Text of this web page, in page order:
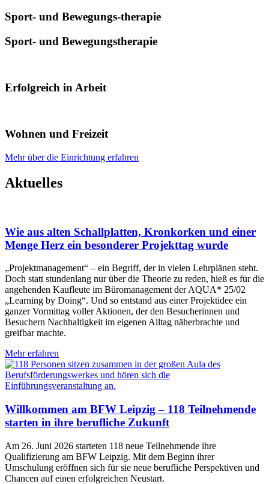
Sport- und Bewegungs-therapie
Sport- und Bewegungstherapie
Erfolgreich in Arbeit
Wohnen und Freizeit
Mehr über die Einrichtung erfahren
Aktuelles
Wie aus alten Schallplatten, Kronkorken und einer
Menge Herz ein besonderer Projekttag wurde
„Projektmanagement“ – ein Begriff, der in vielen Lehrplänen steht.
Doch statt stundenlang nur über die Theorie zu reden, hieß es für die
angehenden Kaufleute im Büromanagement der AQUA* 25/02
„Learning by Doing“. Und so entstand aus einer Projektidee ein
ganzer Vormittag voller Aktionen, der den Besucherinnen und
Besuchern Nachhaltigkeit im eigenen Alltag näherbrachte und
greifbar machte.
Mehr erfahren
Willkommen am BFW Leipzig – 118 Teilnehmende
starten in ihre berufliche Zukunft
Am 26. Juni 2026 starteten 118 neue Teilnehmende ihre
Qualifizierung am BFW Leipzig. Mit dem Beginn ihrer
Umschulung eröffnen sich für sie neue berufliche Perspektiven und
Chancen auf einen erfolgreichen Neustart.